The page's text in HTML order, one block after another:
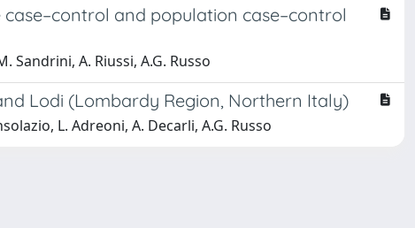
case–control and population case–control
Sandrini, A. Riussi, A.G. Russo
Lodi (Lombardy Region, Northern Italy)
L. Adreoni, A. Decarli, A.G. Russo